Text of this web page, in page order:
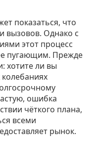
показаться, что
вызовов. Однако с
этот процесс
пугающим. Прежде
хотите ли вы
ошибка
чёткого плана,
всеми
рынок.